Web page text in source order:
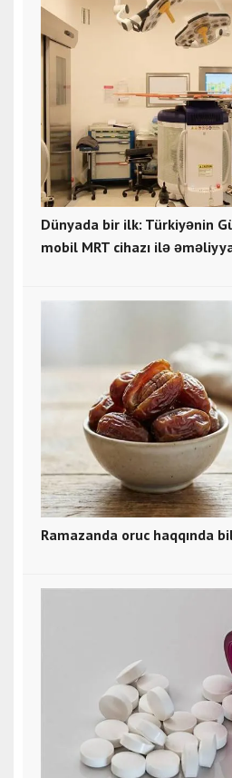
Dünyada bir ilk: Türkiyənin
mobil MRT cihazı ilə
Ramazanda oruc haqqında